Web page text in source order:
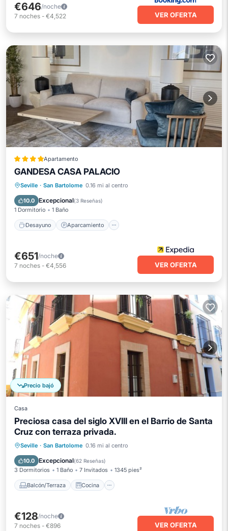
€646/noche
7 noches - €4,522 VER OFERTA
Apartamento
GANDESA CASA PALACIO
Seville · San Bartolome 0.16 mi al centro
10.0 Excepcional(3 Reseñas)
1 Dormitorio 1 Baño
Desayuno Aparcamiento
Desayuno Aparcamiento
Balcón/Terraza
€651/noche
7 noches - €4,556 VER OFERTA
Precio bajó
Casa
Preciosa casa del siglo XVIII en el Barrio de Santa
Cruz con terraza privada.
Seville · San Bartolome 0.16 mi al centro
10.0 Excepcional(62 Reseñas)
3 Dormitorios 1 Baño 7 Invitados 1345 pies²
Balcón/Terraza Cocina
Balcón/Terraza
Cocina
Aire acondicionado
€128/noche
7 noches - €896 VER OFERTA